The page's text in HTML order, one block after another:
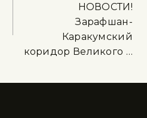
НОВОСТИ!
Зарафшан-
Каракумский
коридор Великого …